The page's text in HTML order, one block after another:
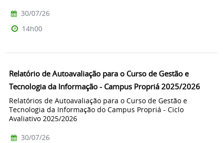
30/07/26
14h00
Relatório de Autoavaliação para o Curso de Gestão e
Tecnologia da Informação - Campus Propriá 2025/2026
Relatórios de Autoavaliação para o Curso de Gestão e
Tecnologia da Informação do Campus Propriá - Ciclo
Avaliativo 2025/2026
30/07/26